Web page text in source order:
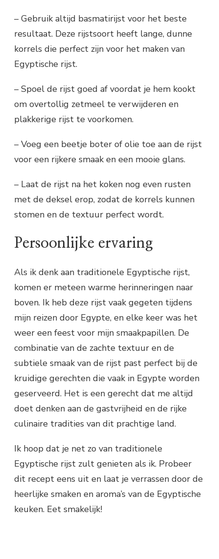
– Gebruik altijd basmatirijst voor het beste
resultaat. Deze rijstsoort heeft lange, dunne
korrels die perfect zijn voor het maken van
Egyptische rijst.
– Spoel de rijst goed af voordat je hem kookt
om overtollig zetmeel te verwijderen en
plakkerige rijst te voorkomen.
– Voeg een beetje boter of olie toe aan de rijst
voor een rijkere smaak en een mooie glans.
– Laat de rijst na het koken nog even rusten
met de deksel erop, zodat de korrels kunnen
stomen en de textuur perfect wordt.
Persoonlijke ervaring
Als ik denk aan traditionele Egyptische rijst,
komen er meteen warme herinneringen naar
boven. Ik heb deze rijst vaak gegeten tijdens
mijn reizen door Egypte, en elke keer was het
weer een feest voor mijn smaakpapillen. De
combinatie van de zachte textuur en de
subtiele smaak van de rijst past perfect bij de
kruidige gerechten die vaak in Egypte worden
geserveerd. Het is een gerecht dat me altijd
doet denken aan de gastvrijheid en de rijke
culinaire tradities van dit prachtige land.
Ik hoop dat je net zo van traditionele
Egyptische rijst zult genieten als ik. Probeer
dit recept eens uit en laat je verrassen door de
heerlijke smaken en aroma’s van de Egyptische
keuken. Eet smakelijk!